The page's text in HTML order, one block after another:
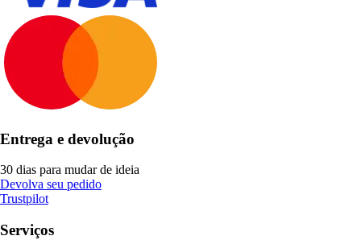
Entrega e devolução
30 dias para mudar de ideia
Devolva seu pedido
Trustpilot
Serviços